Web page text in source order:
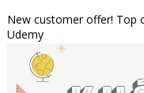
New customer offer! Top
Udemy